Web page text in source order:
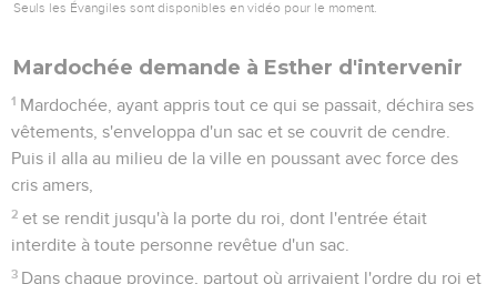
Seuls les Évangiles sont disponibles en vidéo pour le moment.
Mardochée demande à Esther d'intervenir
1 Mardochée, ayant appris tout ce qui se passait, déchira ses
vêtements, s'enveloppa d'un sac et se couvrit de cendre.
Puis il alla au milieu de la ville en poussant avec force des
cris amers,
2 et se rendit jusqu'à la porte du roi, dont l'entrée était
interdite à toute personne revêtue d'un sac.
3 Dans chaque province, partout où arrivaient l'ordre du roi et